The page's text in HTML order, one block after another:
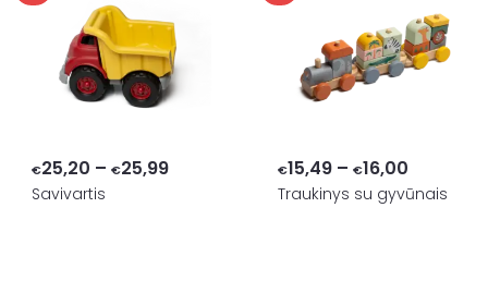
€25,20 – €25,99Price
Savivartis
€15,49 – €16,00Price
range:
Traukinys su gyvūnais